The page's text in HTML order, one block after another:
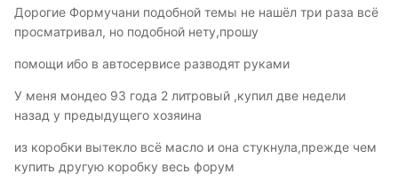
Дорогие Формучани подобной темы не нашёл три раза всё
просматривал, но подобной нету,прошу
помощи ибо в автосервисе разводят руками
У меня мондео 93 года 2 литровый ,купил две недели
назад у предыдущего хозяина
из коробки вытекло всё масло и она стукнула,прежде чем
купить другую коробку весь форум